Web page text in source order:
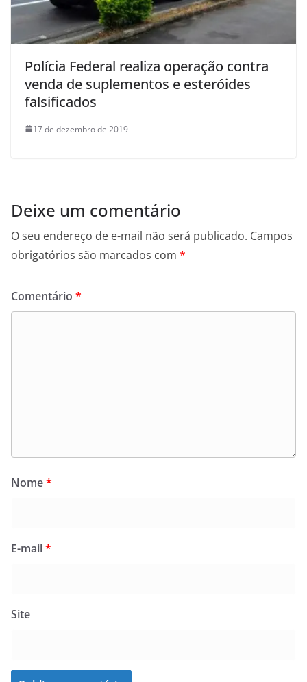
Polícia Federal realiza operação contra
venda de suplementos e esteróides
falsificados
17 de dezembro de 2019
Deixe um comentário
O seu endereço de e-mail não será publicado. Campos
obrigatórios são marcados com *
Comentário *
Nome*
E-mail*
Site